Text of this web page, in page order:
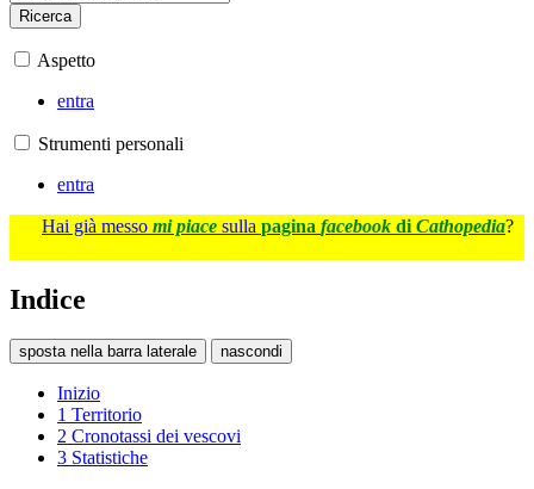
Ricerca
Aspetto
entra
Strumenti personali
entra
Hai già messo mi piace sulla pagina facebook di Cathopedia?
Indice
sposta nella barra laterale nascondi
Inizio
1 Territorio
2 Cronotassi dei vescovi
3 Statistiche